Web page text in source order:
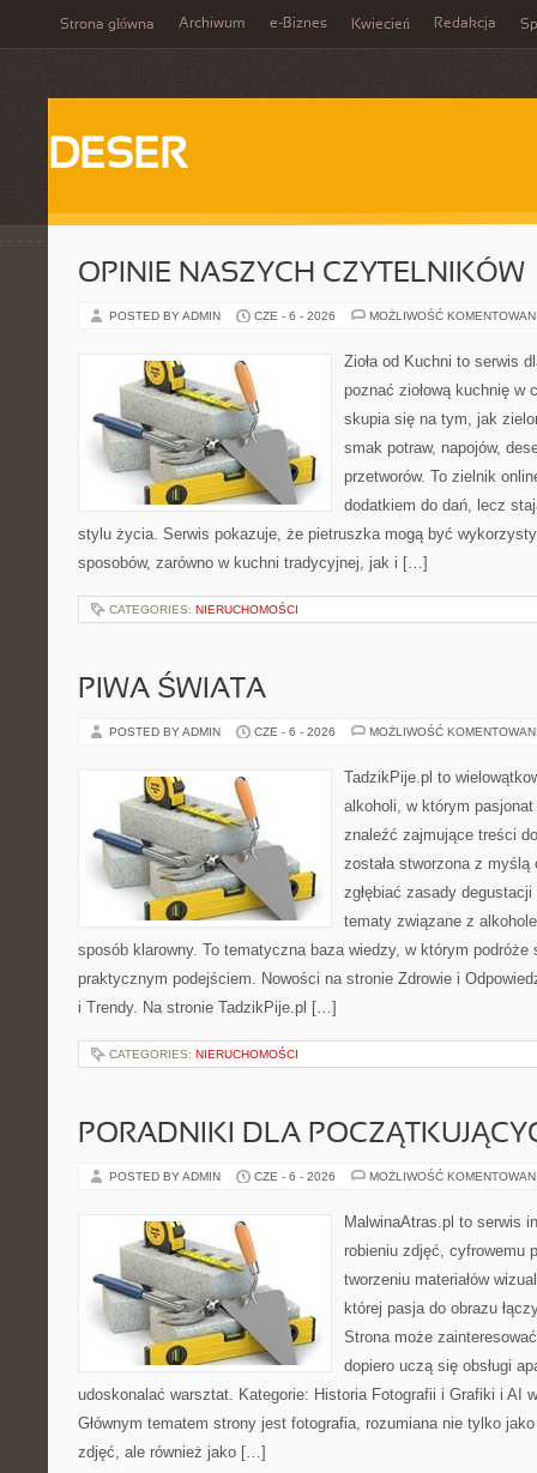
Strona główna Archiwum e-Biznes Kwiecień Redakcja
DESER
OPINIE NASZYCH CZYTELNIKÓW
POSTED BY ADMIN CZE - 6 - 2026 MOŻLIWOŚĆ
Zioła od Kuchni to serwis
poznać ziołową kuchnię w
skupia się na tym, jak
smak potraw, napojów,
przetworów. To zielnik
dodatkiem do dań, lecz
stylu życia. Serwis pokazuje, że pietruszka mogą być
sposobów, zarówno w kuchni tradycyjnej, jak i […]
CATEGORIES: NIERUCHOMOŚCI
PIWA ŚWIATA
POSTED BY ADMIN CZE - 6 - 2026 MOŻLIWOŚĆ
TadzikPije.pl to
alkoholi, w którym
znaleźć zajmujące treści
została stworzona z
zgłębiać zasady
tematy związane z
sposób klarowny. To tematyczna baza wiedzy, w którym podróże
praktycznym podejściem. Nowości na stronie Zdrowie i
i Trendy. Na stronie TadzikPije.pl […]
CATEGORIES: NIERUCHOMOŚCI
PORADNIKI DLA
POSTED BY ADMIN CZE - 6 - 2026 MOŻLIWOŚĆ
MalwinaAtras.pl to serwis
robieniu zdjęć, cyfrowemu
tworzeniu materiałów
której pasja do obrazu
Strona może
dopiero uczą się obsługi
udoskonalać warsztat. Kategorie: Historia Fotografii i Grafiki i AI
Głównym tematem strony jest fotografia, rozumiana nie tylko
zdjęć, ale również jako […]